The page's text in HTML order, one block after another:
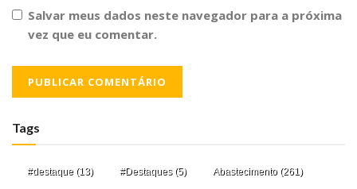
Salvar meus dados neste navegador para a próxima
vez que eu comentar.
Tags
#destaque (13) #Destaques(5) Abastecimento(261)